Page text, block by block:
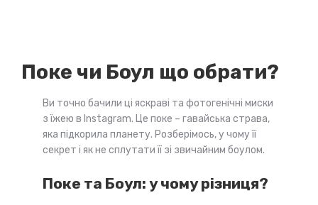
Поке чи Боул що обрати?
Ви точно бачили ці яскраві та фотогенічні миски
з їжею в Instagram. Це поке – гавайська страва,
яка підкорила планету. Розберімось, у чому її
секрет і як не сплутати її зі звичайним боулом.
Поке та Боул: у чому різниця?